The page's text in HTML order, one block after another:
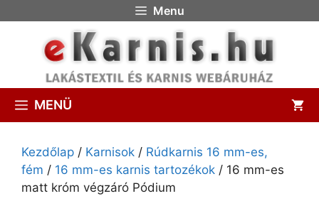
Menu
MENÜ
Kezdőlap / Karnisok / Rúdkarnis 16 mm-es,
fém / 16 mm-es karnis tartozékok / 16 mm-es
matt króm végzáró Pódium